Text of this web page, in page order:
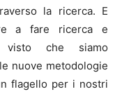
la ricerca. E
a fare ricerca e
che siamo
nuove metodologie
flagello per i nostri